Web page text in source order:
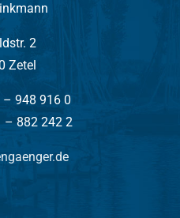
2
Zetel
– 948 916 0
– 882 242 2